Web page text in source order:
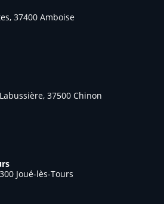
37400 Amboise
37500 Chinon
Joué-lès-Tours